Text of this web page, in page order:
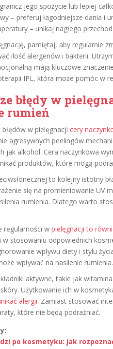
jego spożycie lub lepiej
– preferuj łagodniejsze dania i
– unikaj nagłego
pamiętaj, aby regularnie
ilość alergenów i bakterii.
mają kluczowe
IPL, która może pomóc w
błędy w
rumień
w pielęgnacji cery
agresywnych peelingów
jak alkohol. Cera naczynkowa
produktów, które mogą
to kolejny istotny
się na promieniowanie UV
rumienia. Dlatego warto
regularności w pielęgnacji to
w stosowaniu odpowiednich
wpływu diety i stylu
wpływać na nasilenie rumienia.
aktywne, takie jak
Użytkowanie ich w
alergii. Zamiast stosować
które nie będą podrażniać.
po kosmetyku: jak